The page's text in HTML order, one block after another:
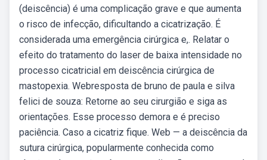
(deiscência) é uma complicação grave e que aumenta
o risco de infecção, dificultando a cicatrização. É
considerada uma emergência cirúrgica e,. Relatar o
efeito do tratamento do laser de baixa intensidade no
processo cicatricial em deiscência cirúrgica de
mastopexia. Webresposta de bruno de paula e silva
felici de souza: Retorne ao seu cirurgião e siga as
orientações. Esse processo demora e é preciso
paciência. Caso a cicatriz fique. Web — a deiscência da
sutura cirúrgica, popularmente conhecida como